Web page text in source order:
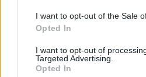
I want to opt-out of the Sale
Opted In
I want to opt-out of
Targeted Advertising.
Opted In
drugiego podejrzanego, Cezarego J.
kampanią Polskiej Fundacji
Tomasz Pałasz